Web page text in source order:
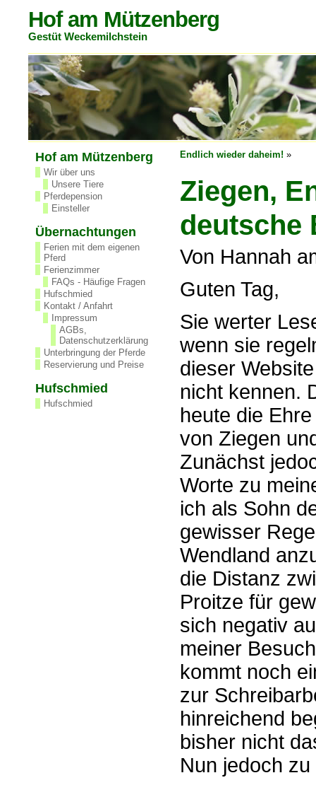
Hof am Mützenberg
Gestüt Weckemilchstein
Hof am Mützenberg
Wir über uns
Unsere Tiere
Pferdepension
Einsteller
Übernachtungen
Ferien mit dem eigenen
Pferd
Ferienzimmer
FAQs - Häufige Fragen
Hufschmied
Kontakt / Anfahrt
Impressum
AGBs,
Datenschutzerklärung
Unterbringung der Pferde
Reservierung und Preise
Hufschmied
Hufschmied
Endlich wieder daheim! »
Ziegen,
deutsche
Von Hannah
Guten Tag,
Sie werter
wenn sie
dieser
nicht kennen.
heute die
von Ziegen
Zunächst
Worte zu
ich als Sohn
gewisser
Wendland
die Distanz
Proitze für
sich negativ
meiner
kommt noch
zur
hinreichend
bisher nicht
Nun jedoch